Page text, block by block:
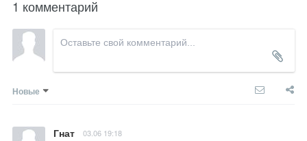
1 комментарий
Новые
Гнат 03.06 19:18